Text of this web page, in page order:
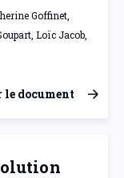
Goffinet,
Loïc Jacob,
le document